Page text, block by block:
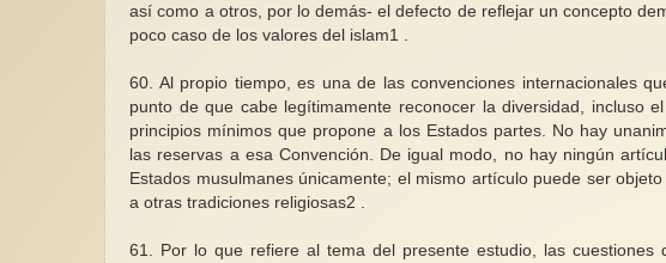
así como a otros, por lo demás- el defecto de reflejar un concepto
poco caso de los valores del islam1 .
60. Al propio tiempo, es una de las convenciones internacionales
punto de que cabe legítimamente reconocer la diversidad, incluso
principios mínimos que propone a los Estados partes. No hay
las reservas a esa Convención. De igual modo, no hay ningún
Estados musulmanes únicamente; el mismo artículo puede ser
a otras tradiciones religiosas2 .
61. Por lo que refiere al tema del presente estudio, las cuestiones